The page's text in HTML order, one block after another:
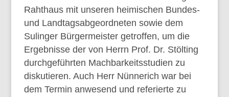
Rahthaus mit unseren heimischen Bundes-
und Landtagsabgeordneten sowie dem
Sulinger Bürgermeister getroffen, um die
Ergebnisse der von Herrn Prof. Dr. Stölting
durchgeführten Machbarkeitsstudien zu
diskutieren. Auch Herr Nünnerich war bei
dem Termin anwesend und referierte zu